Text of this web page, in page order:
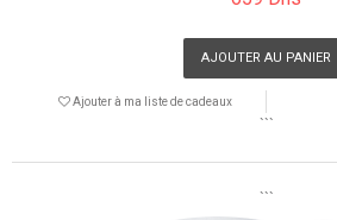
AJOUTER AU PANIER
Ajouter à ma liste de cadeaux
```
```